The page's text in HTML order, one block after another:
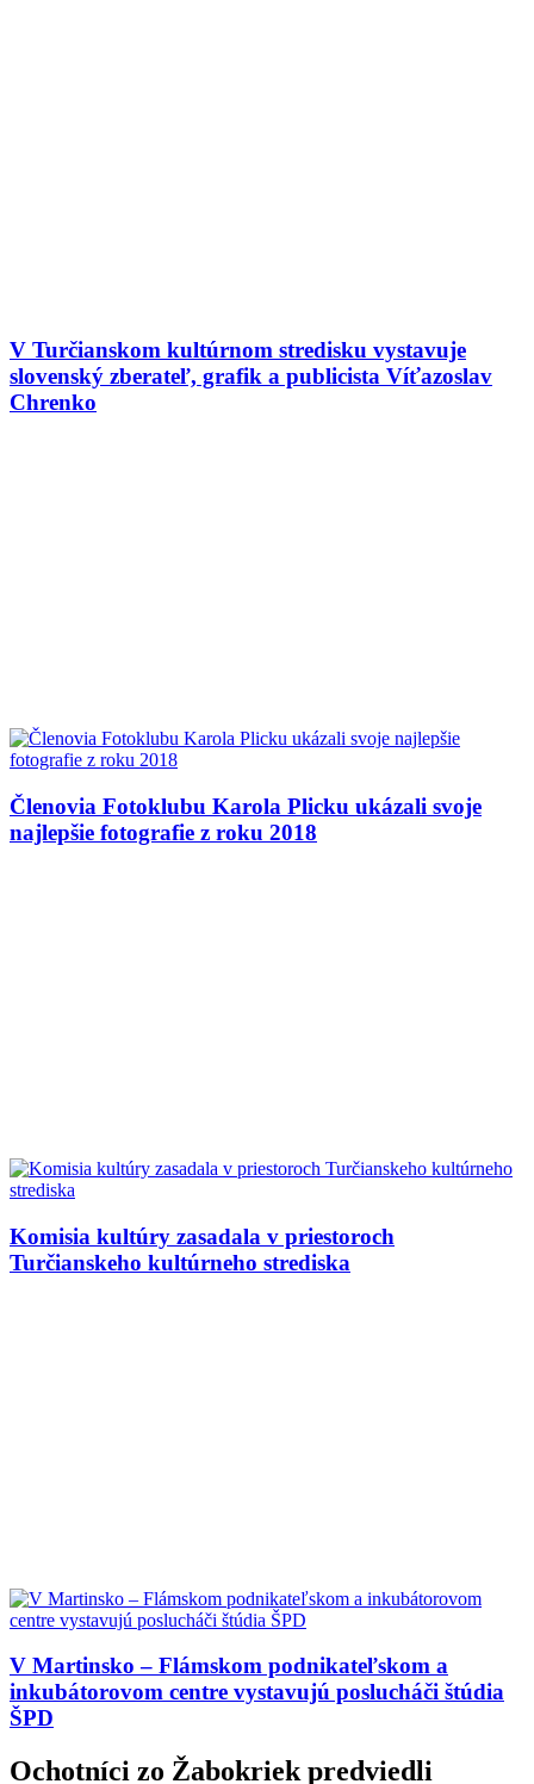
V Turčianskom kultúrnom stredisku vystavuje
slovenský zberateľ, grafik a publicista Víťazoslav
Chrenko
Členovia Fotoklubu Karola Plicku ukázali svoje
najlepšie fotografie z roku 2018
Komisia kultúry zasadala v priestoroch
Turčianskeho kultúrneho strediska
V Martinsko – Flámskom podnikateľskom a
inkubátorovom centre vystavujú poslucháči štúdia
ŠPD
Ochotníci zo Žabokriek predviedli